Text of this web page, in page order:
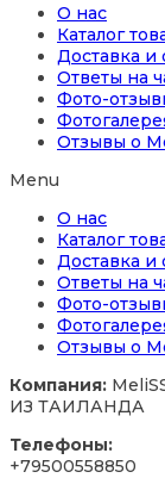
О нас
Каталог
Доставка и
Ответы на
Фото-
Отзывы о
Menu
О нас
Каталог
Доставка и
Ответы на
Фото-
Отзывы о
Компания:
ИЗ ТАИЛАНДА
Телефоны:
+79500558850